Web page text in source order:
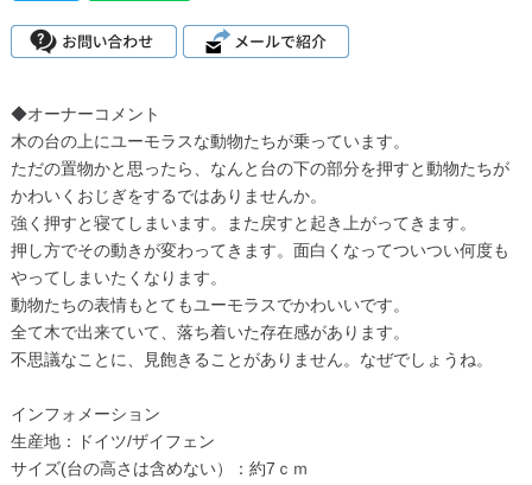
◆オーナーコメント
木の台の上にユーモラスな動物たちが乗っています。
ただの置物かと思ったら、なんと台の下の部分を押すと動物たちが
かわいくおじぎをするではありませんか。
強く押すと寝てしまいます。また戻すと起き上がってきます。
押し方でその動きが変わってきます。面白くなってついつい何度も
やってしまいたくなります。
動物たちの表情もとてもユーモラスでかわいいです。
全て木で出来ていて、落ち着いた存在感があります。
不思議なことに、見飽きることがありません。なぜでしょうね。
インフォメーション
生産地：ドイツ/ザイフェン
サイズ(台の高さは含めない）：約7ｃｍ